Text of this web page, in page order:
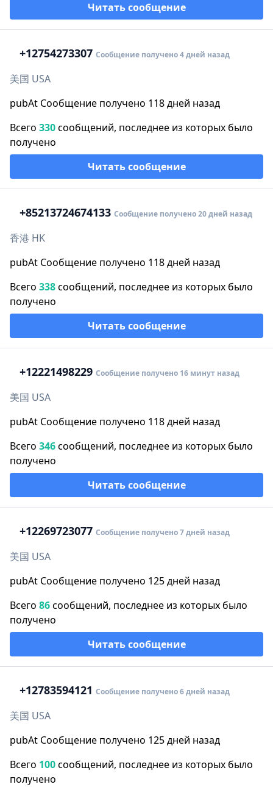
Читать сообщение
+12754273307 Сообщение получено 4 дней назад
美国 USA
pubAt Сообщение получено 118 дней назад
Всего 330сообщений, последнее из которых было
получено
Читать сообщение
+85213724674133 Сообщение получено 20 дней назад
香港 HK
pubAt Сообщение получено 118 дней назад
Всего 338сообщений, последнее из которых было
получено
Читать сообщение
+12221498229 Сообщение получено 16 минут назад
美国 USA
pubAt Сообщение получено 118 дней назад
Всего 346сообщений, последнее из которых было
получено
Читать сообщение
+12269723077 Сообщение получено 7 дней назад
美国 USA
pubAt Сообщение получено 125 дней назад
Всего 86сообщений, последнее из которых было
получено
Читать сообщение
+12783594121 Сообщение получено 6 дней назад
美国 USA
pubAt Сообщение получено 125 дней назад
Всего 100сообщений, последнее из которых было
получено